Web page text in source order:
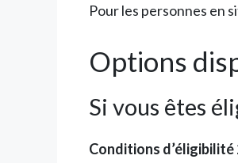
Pour les personnes en
Options
Si vous êtes
Conditions d’éligibilité